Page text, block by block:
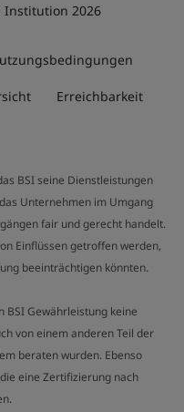
Institution 2026
Erreichbarkeit
BSI seine Dienstleistungen
Unternehmen im Umgang
fair und gerecht handelt.
Einflüssen getroffen werden,
beeinträchtigen könnten.
Gewährleistung keine
von einem anderen Teil der
beraten wurden. Ebenso
eine Zertifizierung nach